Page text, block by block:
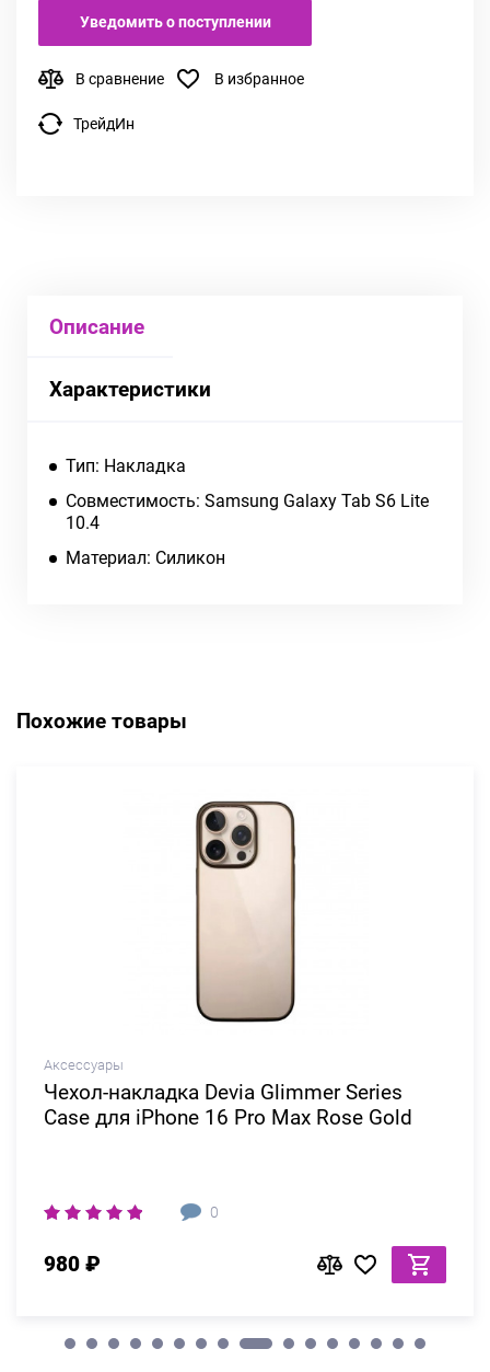
Уведомить о поступлении
В сравнение В избранное
ТрейдИн
Описание
Характеристики
Тип: Накладка
Совместимость: Samsung Galaxy Tab S6 Lite
10.4
Материал: Силикон
Похожие товары
Аксессуары
Чехол-накладка Devia Glimmer Series
Case для iPhone 16 Pro Max Rose Gold
0
980 ₽